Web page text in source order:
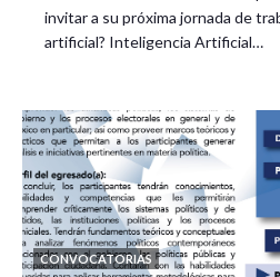
invitar a su próxima jornada de
artificial? Inteligencia Artificial…
CONVOCATORIAS